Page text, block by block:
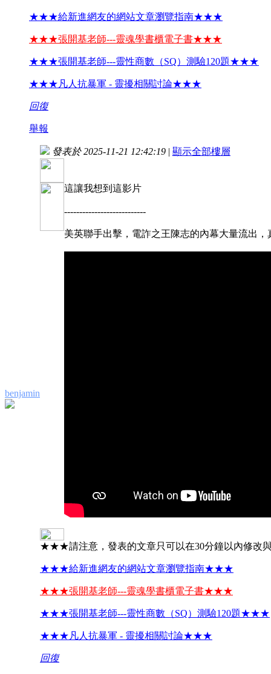
★★★給新進網友的網站文章瀏覽指南★★★
★★★張開基老師---靈魂學書櫃電子書★★★
★★★張開基老師---靈性商數（SQ）測驗120題★★★
★★★凡人抗暴軍 - 靈擾相關討論★★★
回復
舉報
benjamin
發表於 2025-11-21 12:42:19 | 顯示全部樓層
這讓我想到這影片
---------------------------
美英聯手出擊，電詐之王陳志的內幕大量流出
★★★請注意，發表的文章只可以在30分鐘以內修
★★★給新進網友的網站文章瀏覽指南★★★
★★★張開基老師---靈魂學書櫃電子書★★★
★★★張開基老師---靈性商數（SQ）測驗120題★★★
★★★凡人抗暴軍 - 靈擾相關討論★★★
回復